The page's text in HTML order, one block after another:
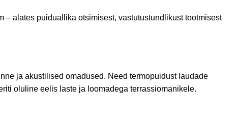
alates puiduallika otsimisest, vastutustundlikust tootmisest
ja akustilised omadused. Need termopuidust laudade
oluline eelis laste ja loomadega terrassiomanikele.